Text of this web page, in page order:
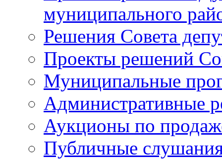
муниципального
Решения Совета
Проекты решений
Муниципальные
Административные
Аукционы по
Публичные